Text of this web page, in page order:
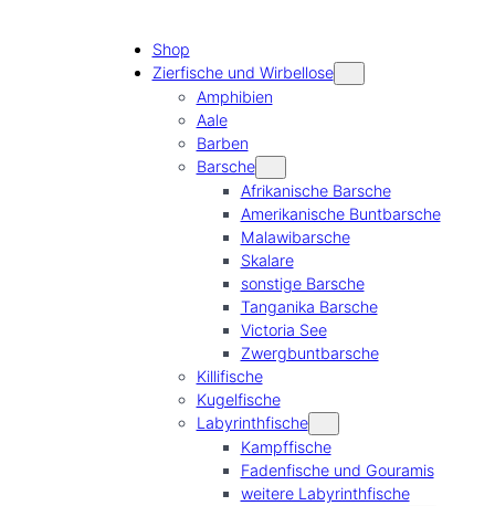
Shop
Zierfische und Wirbellose
Amphibien
Aale
Barben
Barsche
Afrikanische Barsche
Amerikanische Buntbarsche
Malawibarsche
Skalare
sonstige Barsche
Tanganika Barsche
Victoria See
Zwergbuntbarsche
Killifische
Kugelfische
Labyrinthfische
Kampffische
Fadenfische und Gouramis
weitere Labyrinthfische